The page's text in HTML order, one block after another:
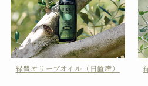
緑豊オリーブオイル（日置産）